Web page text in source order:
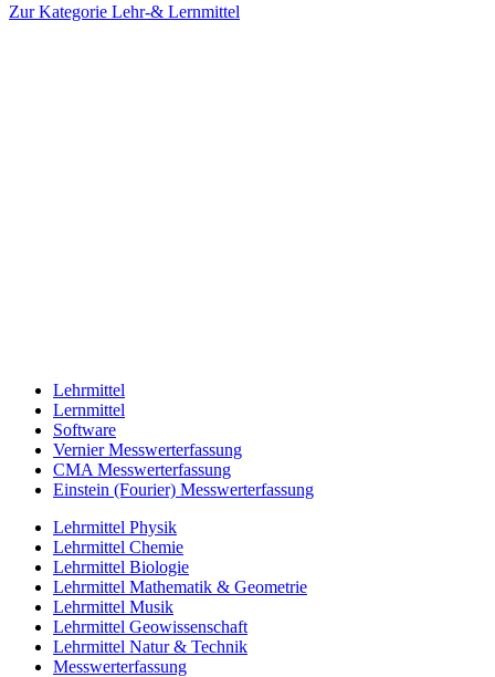
Zur Kategorie Lehr-& Lernmittel
Lehrmittel
Lernmittel
Software
Vernier Messwerterfassung
CMA Messwerterfassung
Einstein (Fourier) Messwerterfassung
Lehrmittel Physik
Lehrmittel Chemie
Lehrmittel Biologie
Lehrmittel Mathematik & Geometrie
Lehrmittel Musik
Lehrmittel Geowissenschaft
Lehrmittel Natur & Technik
Messwerterfassung